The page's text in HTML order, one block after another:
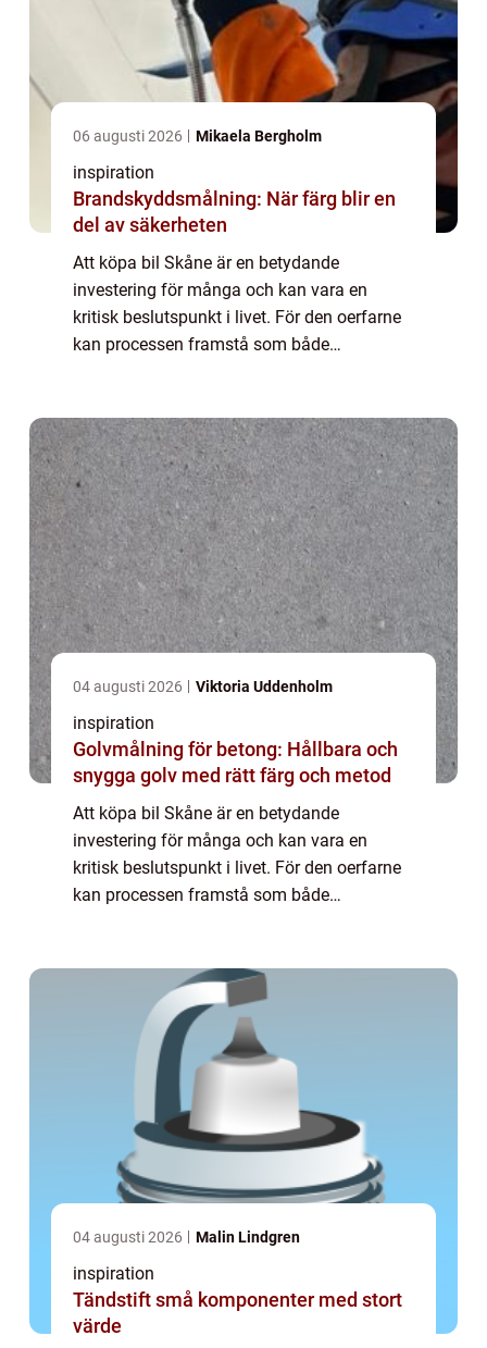
06 augusti 2026 Mikaela Bergholm
inspiration
Brandskyddsmålning: När färg blir en
del av säkerheten
Att köpa bil Skåne är en betydande
investering för många och kan vara en
kritisk beslutspunkt i livet. För den oerfarne
kan processen framstå som både
04 augusti 2026 Viktoria Uddenholm
inspiration
Golvmålning för betong: Hållbara och
snygga golv med rätt färg och metod
Att köpa bil Skåne är en betydande
investering för många och kan vara en
kritisk beslutspunkt i livet. För den oerfarne
kan processen framstå som både
04 augusti 2026 Malin Lindgren
inspiration
Tändstift små komponenter med stort
värde